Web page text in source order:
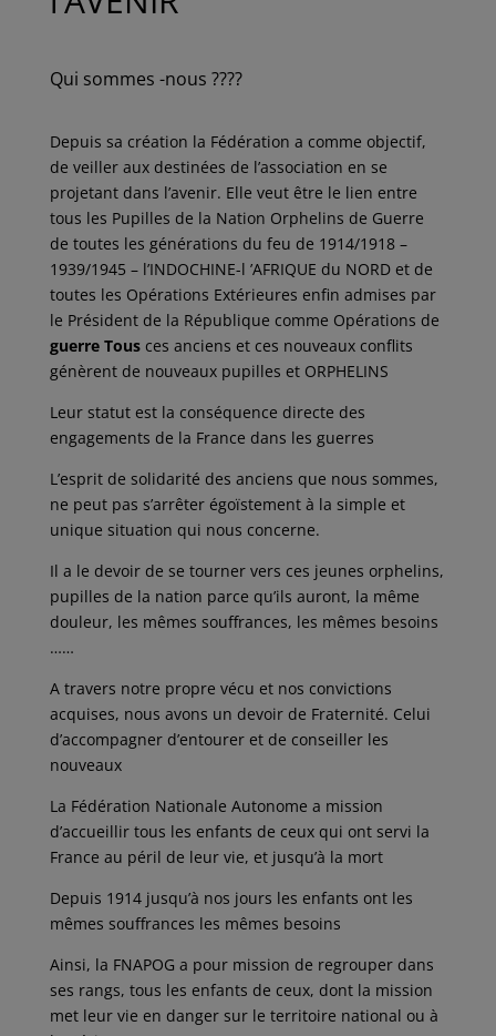
Qui sommes -nous ????
Depuis sa création la Fédération a comme objectif,
de veiller aux destinées de l’association en se
projetant dans l’avenir. Elle veut être le lien entre
tous les Pupilles de la Nation Orphelins de Guerre
de toutes les générations du feu de 1914/1918 –
1939/1945 – l’INDOCHINE-l ’AFRIQUE du NORD et de
toutes les Opérations Extérieures enfin admises par
le Président de la République comme Opérations de
guerre Tousces anciens et ces nouveaux conflits
génèrent de nouveaux pupilles et ORPHELINS
Leur statut est la conséquence directe des
engagements de la France dans les guerres
L’esprit de solidarité des anciens que nous sommes,
ne peut pas s’arrêter égoïstement à la simple et
unique situation qui nous concerne.
Il a le devoir de se tourner vers ces jeunes orphelins,
pupilles de la nation parce qu’ils auront, la même
douleur, les mêmes souffrances, les mêmes besoins
……
A travers notre propre vécu et nos convictions
acquises, nous avons un devoir de Fraternité. Celui
d’accompagner d’entourer et de conseiller les
nouveaux
La Fédération Nationale Autonome a mission
d’accueillir tous les enfants de ceux qui ont servi la
France au péril de leur vie, et jusqu’à la mort
Depuis 1914 jusqu’à nos jours les enfants ont les
mêmes souffrances les mêmes besoins
Ainsi, la FNAPOG a pour mission de regrouper dans
ses rangs, tous les enfants de ceux, dont la mission
met leur vie en danger sur le territoire national ou à